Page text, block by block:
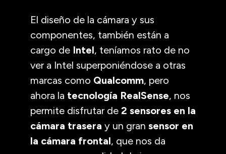
El diseño de la cámara y sus
componentes, también están a
cargo de Intel, teníamos rato de no
ver a Intel superponiéndose a otras
marcas como Qualcomm, pero
ahora la tecnología RealSense, nos
permite disfrutar de 2 sensores en la
cámara trasera y un gran sensor en
la cámara frontal, que nos da